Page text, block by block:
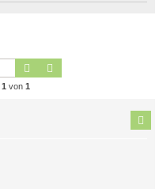
Suche
1 von 1